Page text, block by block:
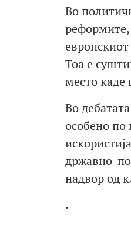
Во
Тоа е
место каде
Во
особено по
државно-
надвор од
.